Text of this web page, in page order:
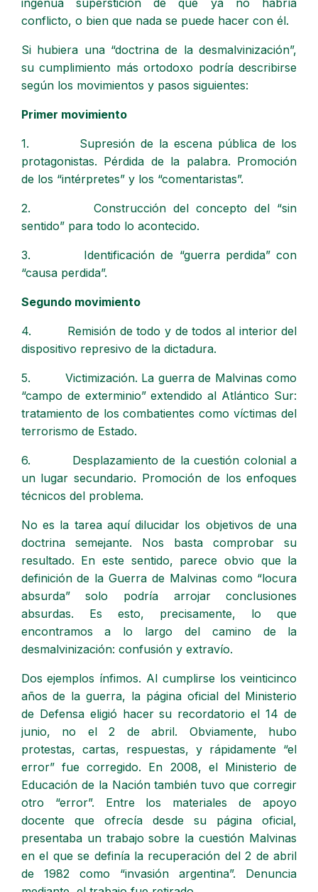
ingenua superstición de que ya no habría
conflicto, o bien que nada se puede hacer con él.
Si hubiera una “doctrina de la desmalvinización”,
su cumplimiento más ortodoxo podría describirse
según los movimientos y pasos siguientes:
Primer movimiento
1. Supresión de la escena pública de los
protagonistas. Pérdida de la palabra. Promoción
de los “intérpretes” y los “comentaristas”.
2. Construcción del concepto del “sin
sentido” para todo lo acontecido.
3. Identificación de “guerra perdida” con
“causa perdida”.
Segundo movimiento
4. Remisión de todo y de todos al interior del
dispositivo represivo de la dictadura.
5. Victimización. La guerra de Malvinas como
“campo de exterminio” extendido al Atlántico Sur:
tratamiento de los combatientes como víctimas del
terrorismo de Estado.
6. Desplazamiento de la cuestión colonial a
un lugar secundario. Promoción de los enfoques
técnicos del problema.
No es la tarea aquí dilucidar los objetivos de una
doctrina semejante. Nos basta comprobar su
resultado. En este sentido, parece obvio que la
definición de la Guerra de Malvinas como “locura
absurda” solo podría arrojar conclusiones
absurdas. Es esto, precisamente, lo que
encontramos a lo largo del camino de la
desmalvinización: confusión y extravío.
Dos ejemplos ínfimos. Al cumplirse los veinticinco
años de la guerra, la página oficial del Ministerio
de Defensa eligió hacer su recordatorio el 14 de
junio, no el 2 de abril. Obviamente, hubo
protestas, cartas, respuestas, y rápidamente “el
error” fue corregido. En 2008, el Ministerio de
Educación de la Nación también tuvo que corregir
otro “error”. Entre los materiales de apoyo
docente que ofrecía desde su página oficial,
presentaba un trabajo sobre la cuestión Malvinas
en el que se definía la recuperación del 2 de abril
de 1982 como “invasión argentina”. Denuncia